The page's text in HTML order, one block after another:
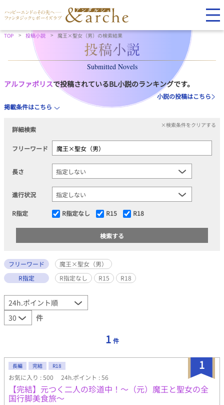
TOP 投稿小説 魔王×聖女（男）の検索結果
Submitted Novels
アルファポリスで投稿されているBL小説のランキングです。
小説の投稿はこちら
掲載条件はこちら
詳細検索
×検索条件をクリアする
フリーワード
長さ
進行状況
R指定 R指定なし R15 R18
フリーワード
魔王×聖女（男）
R指定
R指定なし R15 R18
件
1 件
1
長編 完結 R18
お気に入り : 500 24h.ポイント : 56
【完結】元つく二人の珍道中！〜（元）魔王と聖女の全
国行脚美食旅〜